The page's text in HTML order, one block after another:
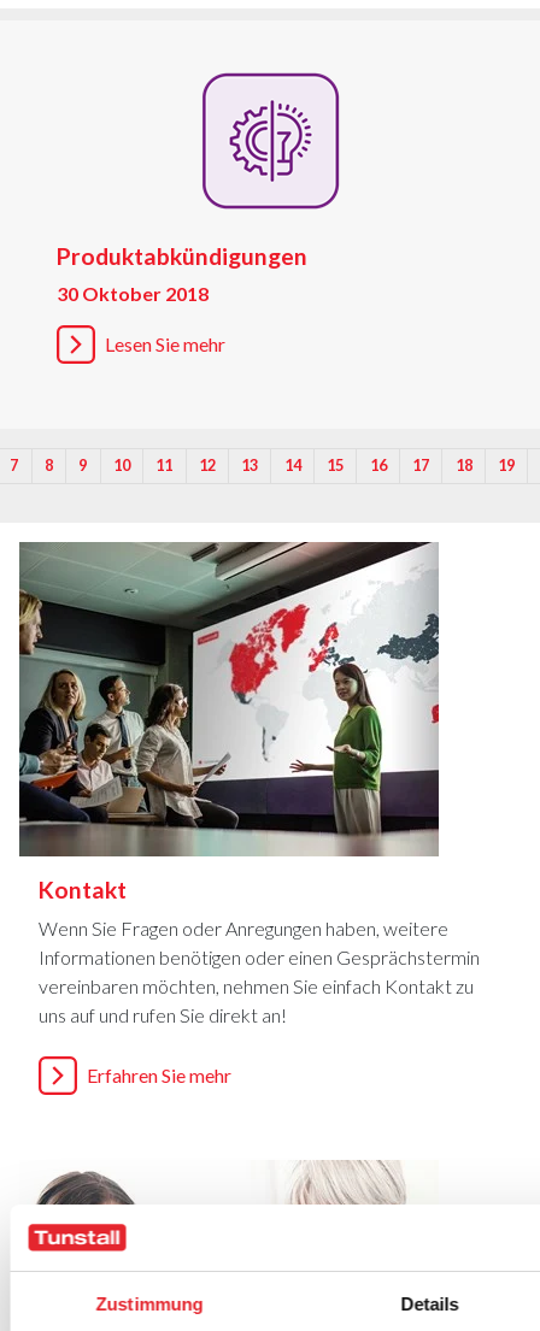
Zustimmung Details
Produktabkündigungen
30 Oktober 2018
Lesen Sie mehr
7 8 9 10 11 12 13 14 15 16 17 18 19
Kontakt
Wenn Sie Fragen oder Anregungen haben, weitere
Informationen benötigen oder einen Gesprächstermin
vereinbaren möchten, nehmen Sie einfach Kontakt zu
uns auf und rufen Sie direkt an!
Erfahren Sie mehr